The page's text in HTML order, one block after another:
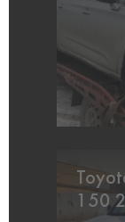
150